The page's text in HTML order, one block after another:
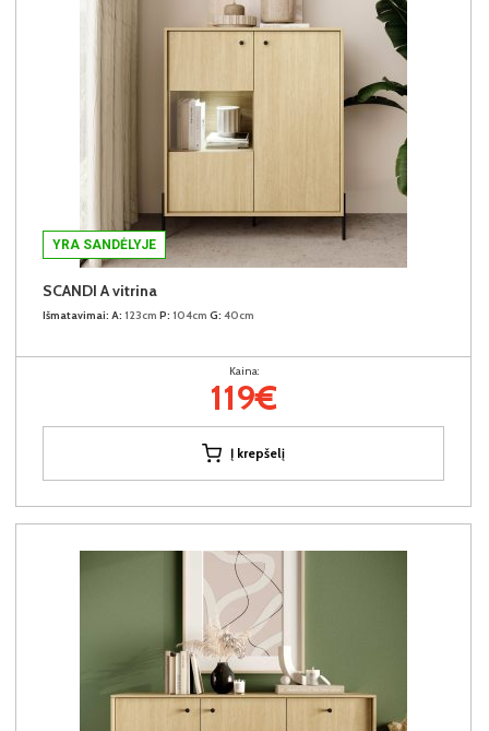
YRA SANDĖLYJE
SCANDI A vitrina
Išmatavimai: A: 123cm P: 104cm G: 40cm
Kaina:
119€
Į krepšelį